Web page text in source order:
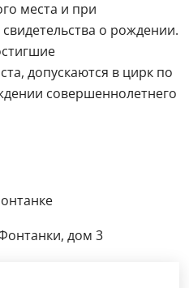
места и при
о рождении.
допускаются в цирк по
совершеннолетнего
дом 3